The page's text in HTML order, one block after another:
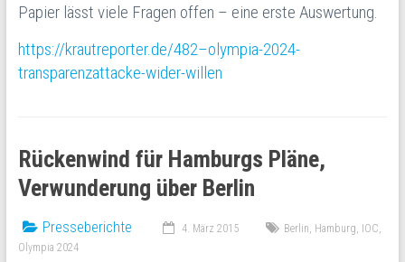
Papier lässt viele Fragen offen – eine erste Auswertung.
https://krautreporter.de/482–olympia-2024-
transparenzattacke-wider-willen
Rückenwind für Hamburgs Pläne,
Verwunderung über Berlin
Presseberichte 4. März 2015 Berlin, Hamburg, IOC,
Olympia 2024